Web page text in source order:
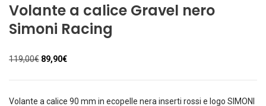
Volante a calice Gravel nero
Simoni Racing
119,00€ Il
originale
89,90€Il
attuale
Volante a calice 90 mm in ecopelle nera inserti rossi e logo SIMONI